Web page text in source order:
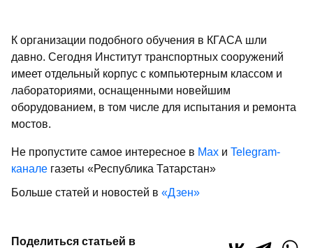
К организации подобного обучения в КГАСА шли
давно. Сегодня Институт транспортных сооружений
имеет отдельный корпус с компьютерным классом и
лабораториями, оснащенными новейшим
оборудованием, в том числе для испытания и ремонта
мостов.
Не пропустите самое интересное в Max и Telegram-
канале газеты «Республика Татарстан»
Больше статей и новостей в «Дзен»
Поделиться статьей в